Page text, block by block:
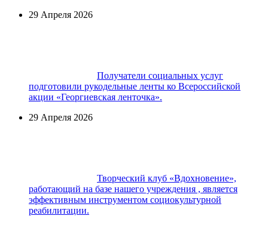
29 Апреля 2026
Получатели социальных услуг
подготовили рукодельные ленты ко Всероссийской
акции «Георгиевская ленточка».
29 Апреля 2026
Творческий клуб «Вдохновение»,
работающий на базе нашего учреждения , является
эффективным инструментом социокультурной
реабилитации.